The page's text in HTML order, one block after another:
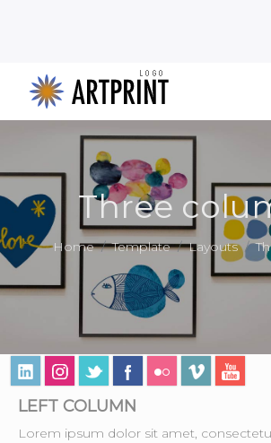
Three
Home Template Layouts
LEFT COLUMN
Lorem ipsum dolor sit amet,